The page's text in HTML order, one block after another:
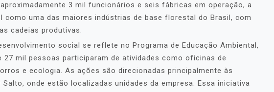
3 mil funcionários e seis fábricas em operação, a
como uma das maiores indústrias de base florestal do Brasil, com
cadeias produtivas.
social se reflete no Programa de Educação Ambiental,
27 mil pessoas participaram de atividades como oficinas de
e ecologia. As ações são direcionadas principalmente às
onde estão localizadas unidades da empresa. Essa iniciativa